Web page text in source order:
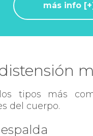
más info [+]
tipos más
del cuerpo.